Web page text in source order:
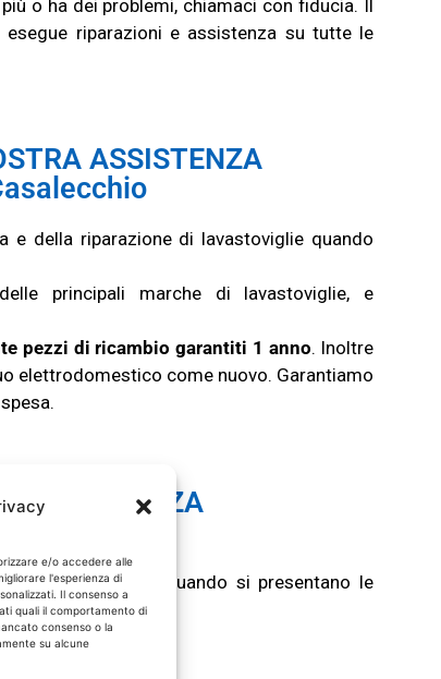
e/o accedere alle
l'esperienza di
Il consenso a
quali il comportamento di
consenso o la
su alcune
o ha dei problemi, chiamaci con fiducia. Il
riparazioni e assistenza su tutte le
ASSISTENZA
e della riparazione di lavastoviglie quando
principali marche di lavastoviglie, e
pezzi di ricambio garantiti 1 anno. Inoltre
elettrodomestico come nuovo. Garantiamo
ASSISTENZA
Casalecchio quando si presentano le